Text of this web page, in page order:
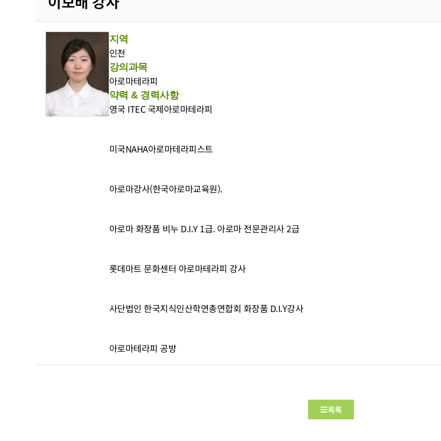
지역
인천
강의과목
아로마테라피
약력 & 경력사항
영국 ITEC 국제아로마테라피
미국NAHA아로마테라피스트
아로마강사(한국아로마교육원).
아로마 화장품 비누 D.I.Y 1급. 아로마 전문관리사 2급
롯데마트 문화센터 아로마테라피 강사
사단법인 한국지식인산학연총연합회 화장품 D.I.Y강사
아로마테라피 공방
목록